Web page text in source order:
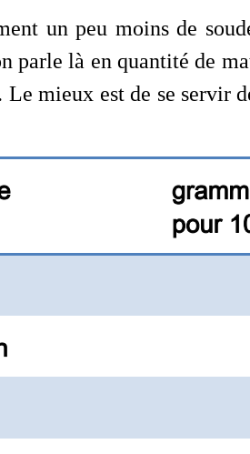
un peu moins de
parle là en quantité de
Le mieux est de se servir